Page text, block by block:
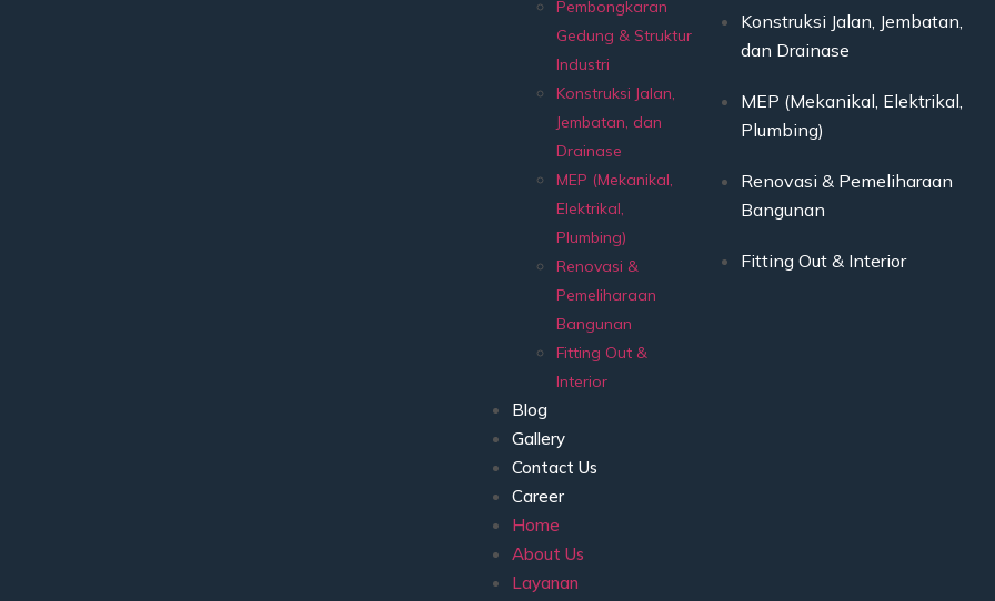
Pembongkaran
Gedung & Struktur
Industri
Konstruksi Jalan,
Jembatan, dan
Drainase
MEP (Mekanikal,
Elektrikal,
Plumbing)
Renovasi &
Pemeliharaan
Bangunan
Fitting Out &
Interior
Blog
Gallery
Contact Us
Career
Home
About Us
Layanan
Konstruksi Jalan, Jembatan,
dan Drainase
MEP (Mekanikal, Elektrikal,
Plumbing)
Renovasi & Pemeliharaan
Bangunan
Fitting Out & Interior